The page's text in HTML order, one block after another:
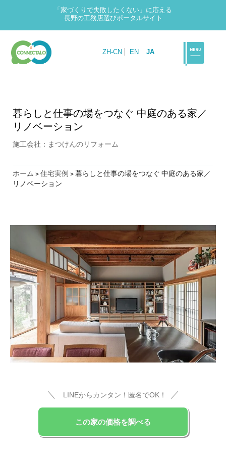
「家づくりで失敗したくない」に応える
長野の工務店選びポータルサイト
ZH-CN EN JA
暮らしと仕事の場をつなぐ 中庭のある家／
リノベーション
施工会社：まつけんのリフォーム
ホーム >住宅実例 >暮らしと仕事の場をつなぐ 中庭のある家／
リノベーション
＼ LINEからカンタン！匿名でOK！ ／
この家の価格を調べる